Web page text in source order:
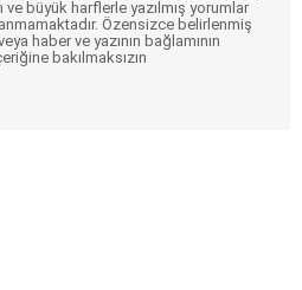
büyük harflerle yazılmış yorumlar
Özensizce belirlenmiş
haber ve yazının bağlamının
bakılmaksızın